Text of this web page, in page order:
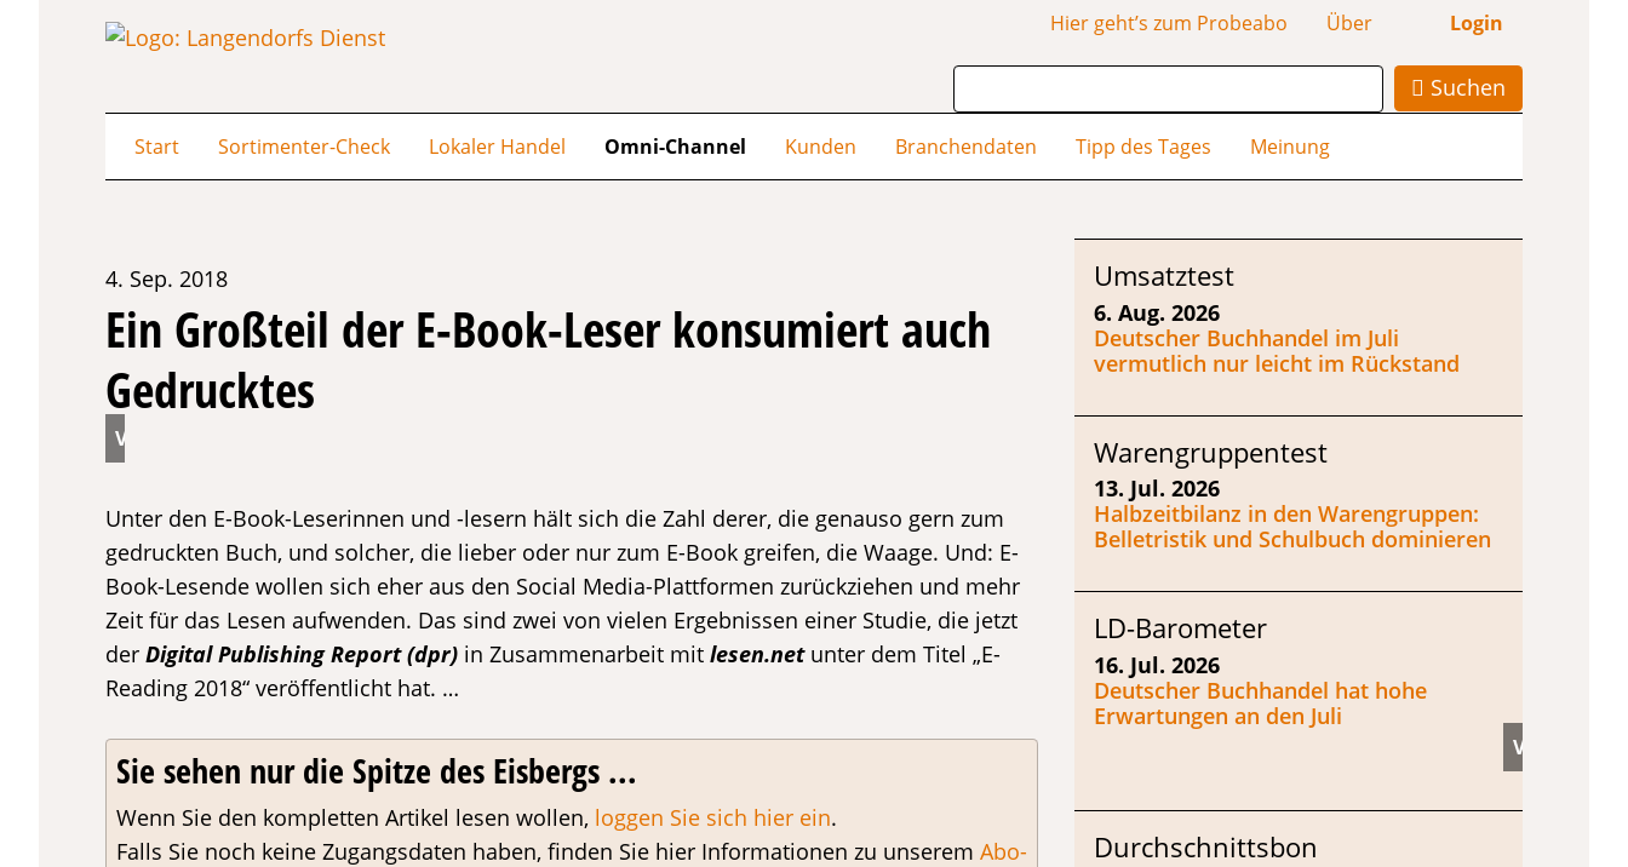
Hier geht’s zum Probeabo Über Login
Suchen
Start Sortimenter-Check Lokaler Handel Omni-Channel Kunden Branchendaten Tipp des Tages Meinung
4. Sep. 2018
Ein Großteil der E-Book-Leser konsumiert auch
Gedrucktes
Unter den E-Book-Leserinnen und -lesern hält sich die Zahl derer, die genauso gern zum
gedruckten Buch, und solcher, die lieber oder nur zum E-Book greifen, die Waage. Und: E-
Book-Lesende wollen sich eher aus den Social Media-Plattformen zurückziehen und mehr
Zeit für das Lesen aufwenden. Das sind zwei von vielen Ergebnissen einer Studie, die jetzt
der Digital Publishing Report (dpr) in Zusammenarbeit mit lesen.netunter dem Titel „E-
Reading 2018“ veröffentlicht hat. …
Sie sehen nur die Spitze des Eisbergs ...
Wenn Sie den kompletten Artikel lesen wollen, loggen Sie sich hier ein.
Falls Sie noch keine Zugangsdaten haben, finden Sie hier Informationen zu unserem Abo-
Umsatztest
6. Aug. 2026
Deutscher Buchhandel im Juli
vermutlich nur leicht im Rückstand
Warengruppentest
13. Jul. 2026
Halbzeitbilanz in den Warengruppen:
Belletristik und Schulbuch dominieren
LD-Barometer
16. Jul. 2026
Deutscher Buchhandel hat hohe
Erwartungen an den Juli
Durchschnittsbon